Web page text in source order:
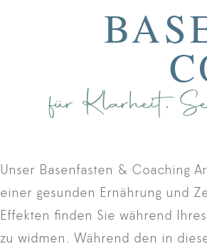
für Klarheit,
Unser Basenfasten & Coaching
einer gesunden Ernährung und
Effekten finden Sie während
zu widmen. Während den in